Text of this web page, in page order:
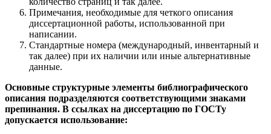
Примечания, необходимые для четкого описания
диссертационной работы, использованной при
написании.
Стандартные номера (международный, инвентарный и
так далее) при их наличии или иные альтернативные
данные.
Основные структурные элементы библиографического
описания подразделяются соответствующими знаками
препинания. В ссылках на диссертацию по ГОСТу
допускается использование: